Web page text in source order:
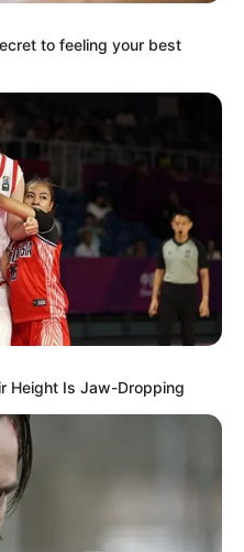
to feeling your best
Height Is Jaw-Dropping